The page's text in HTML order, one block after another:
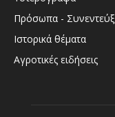
Πρόσωπα -
Ιστορικά θέματα
Αγροτικές ειδήσεις